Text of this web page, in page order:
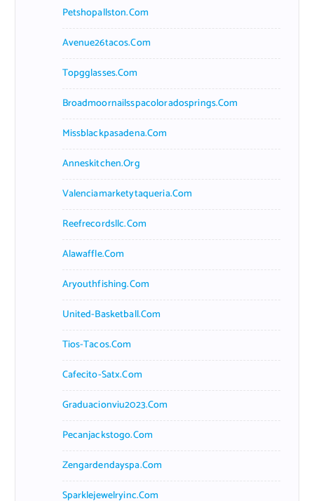
Petshopallston.com
Avenue26tacos.com
Topgglasses.com
Broadmoornailsspacoloradosprings.com
Missblackpasadena.com
Anneskitchen.org
Valenciamarketytaqueria.com
Reefrecordsllc.com
Alawaffle.com
Aryouthfishing.com
United-Basketball.com
Tios-Tacos.com
Cafecito-Satx.com
Graduacionviu2023.com
Pecanjackstogo.com
Zengardendayspa.com
Sparklejewelryinc.com